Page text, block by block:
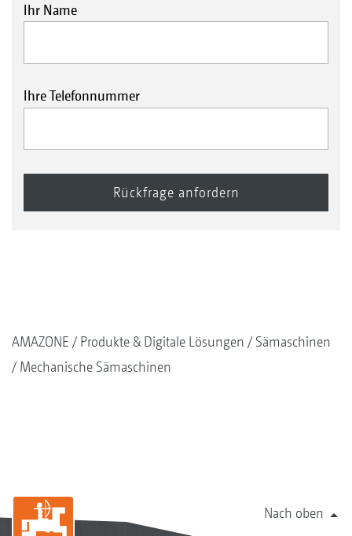
Ihr Name
Ihre Telefonnummer
AMAZONE Produkte & Digitale Lösungen
Sämaschinen
Mechanische Sämaschinen
Nach oben